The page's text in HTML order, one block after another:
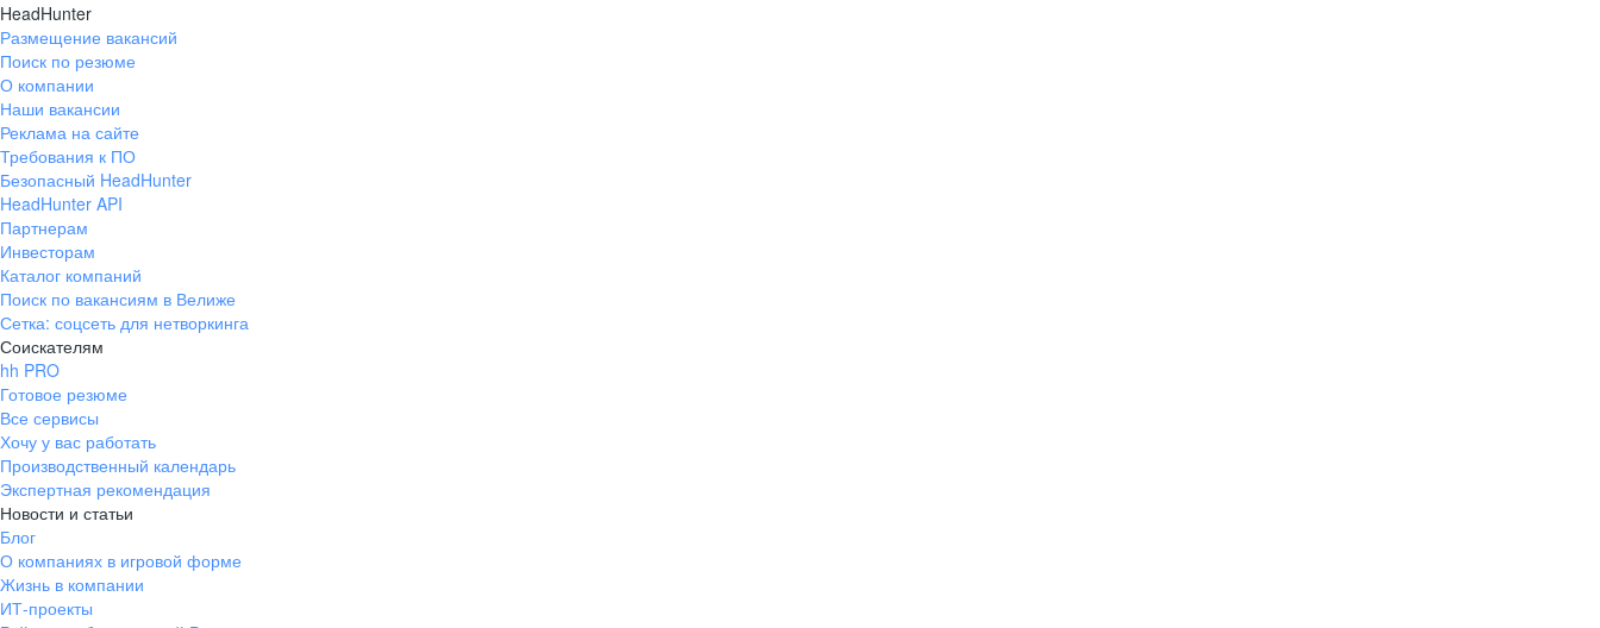
HeadHunter
Размещение вакансий
Поиск по резюме
О компании
Наши вакансии
Реклама на сайте
Требования к ПО
Безопасный HeadHunter
HeadHunter API
Партнерам
Инвесторам
Каталог компаний
Поиск по вакансиям в Велиже
Сетка: соцсеть для нетворкинга
Соискателям
hh PRO
Готовое резюме
Все сервисы
Хочу у вас работать
Производственный календарь
Экспертная рекомендация
Новости и статьи
Блог
О компаниях в игровой форме
Жизнь в компании
ИТ-проекты